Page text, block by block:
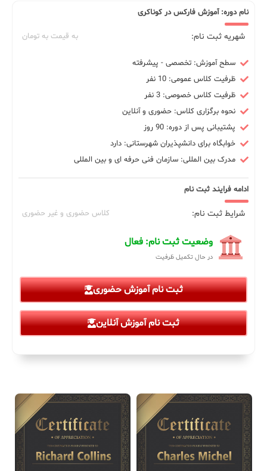
نام دوره: آموزش فارکس در کوناکری
شهریه ثبت نام: به قیمت به تومان
سطح آموزش: تخصصی - پیشرفته
ظرفیت کلاس عمومی: 10 نفر
ظرفیت کلاس خصوصی: 3 نفر
نحوه برگزاری کلاس: حضوری و آنلاین
پشتیبانی پس از دوره: 90 روز
خوابگاه برای دانشپذیران شهرستانی: دارد
مدرک بین المللی: سازمان فنی حرفه ای و بین المللی
ادامه فرایند ثبت نام
شرایط ثبت نام: کلاس حضوری و غیر حضوری
وضعیت ثبت نام: فعال
در حال تکمیل ظرفیت
ثبت نام آموزش حضوری
ثبت نام آموزش آنلاین